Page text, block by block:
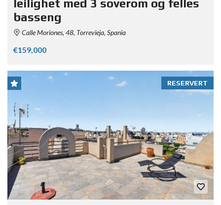
leilighet med 3 soverom og felles
basseng
Calle Moriones, 48, Torrevieja, Spania
€159,000
RESERVERT